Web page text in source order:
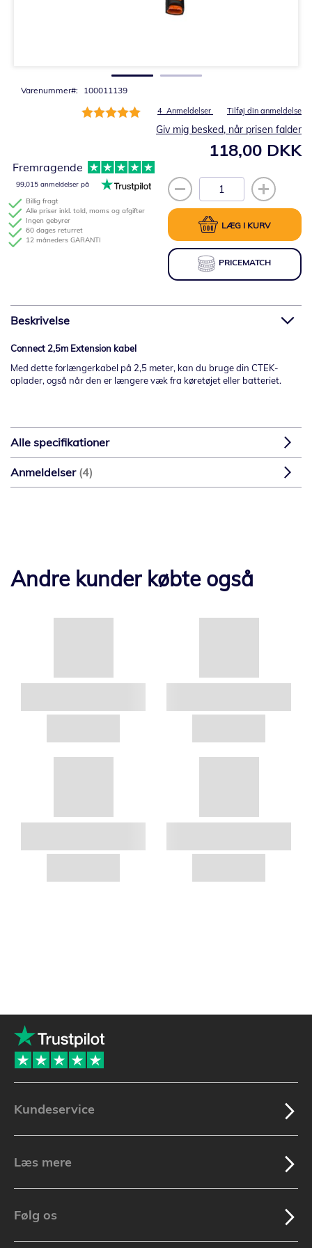
Varenummer 100011139
Bedømmelse:
4 Anmeldelser Tilføj din anmeldelse
118,00 DKK
Giv mig besked, når prisen falder
LÆG I KURV
PRICEMATCH
Billig fragt
Alle priser inkl. told, moms og afgifter
Ingen gebyrer
60 dages returret
12 måneders GARANTI
Fremragende
99,015 anmeldelser på
Beskrivelse
Connect 2,5m Extension kabel
Med dette forlængerkabel på 2,5 meter, kan du bruge din CTEK-
oplader, også når den er længere væk fra køretøjet eller batteriet.
Alle specifikationer
Anmeldelser 4
Andre kunder købte også
Kundeservice
Læs mere
Følg os